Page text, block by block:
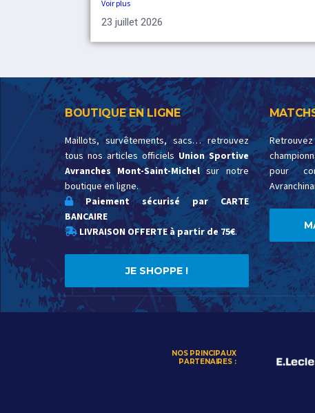
Voir plus
23 juillet 2026
BOUTIQUE EN LIGNE
Maillots, survêtements, sacs… retrouvez
tous nos articles officiels Union Sportive
Avranches Mont-Saint-Michelsur notre
boutique en ligne.
Paiement sécurisé par CARTE
BANCAIRE
LIVRAISON OFFERTE à partir de 75€.
JE SHOPPE !
pour
NOS PRINCIPAUX
PARTENAIRES :